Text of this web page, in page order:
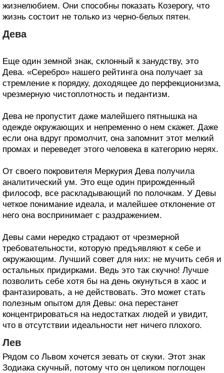
жизнелюбием. Они способны показать Козерогу, что
жизнь состоит не только из черно-белых пятен.
Дева
Еще один земной знак, склонный к занудству, это
Дева. «Серебро» нашего рейтинга она получает за
стремление к порядку, доходящее до перфекционизма,
чрезмерную чистоплотность и педантизм.
Дева не пропустит даже малейшего пятнышка на
одежде окружающих и непременно о нем скажет. Даже
если она вдруг промолчит, она запомнит этот мелкий
промах и переведет этого человека в категорию нерях.
От своего покровителя Меркурия Дева получила
аналитический ум. Это еще один прирожденный
философ, все раскладывающий по полочкам. У Девы
четкое понимание идеала, и малейшее отклонение от
него она воспринимает с раздражением.
Девы сами нередко страдают от чрезмерной
требовательности, которую предъявляют к себе и
окружающим. Лучший совет для них: не мучить себя и
остальных придирками. Ведь это так скучно! Лучше
позволить себе хотя бы на день окунуться в хаос и
фантазировать, а не действовать. Это может стать
полезным опытом для Девы: она перестанет
концентрироваться на недостатках людей и увидит,
что в отсутствии идеальности нет ничего плохого.
Лев
Рядом со Львом хочется зевать от скуки. Этот знак
Зодиака скучный, потому что он целиком поглощен